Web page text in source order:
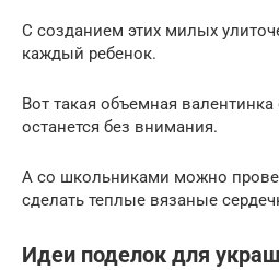
С созданием этих милых
каждый ребенок.
Вот такая объемная
останется без внимания.
А со школьниками можно
сделать теплые вязаные
Идеи поделок для